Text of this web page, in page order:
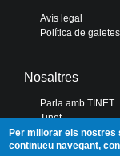
Avís legal
Política de galetes
Nosaltres
Parla amb TINET
Tinet
Diputació de
Portal de
Per millorar els
continueu navegant,